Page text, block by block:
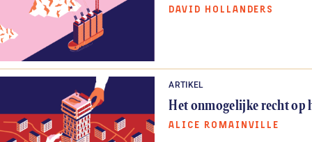
DAVID HOLLANDERS
ARTIKEL
Het onmogelijke recht op
ALICE ROMAINVILLE